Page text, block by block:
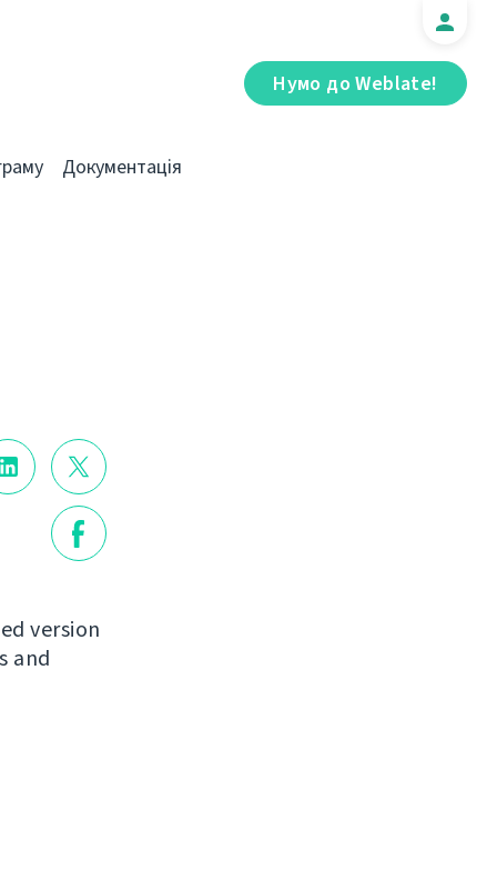
Нумо до Weblate!
Документація
version
and